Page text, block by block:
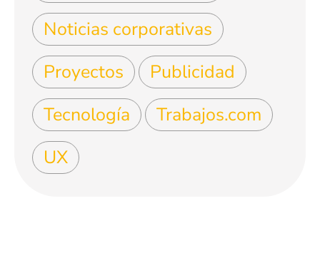
Noticias corporativas
Proyectos
Publicidad
Tecnología
Trabajos.com
UX